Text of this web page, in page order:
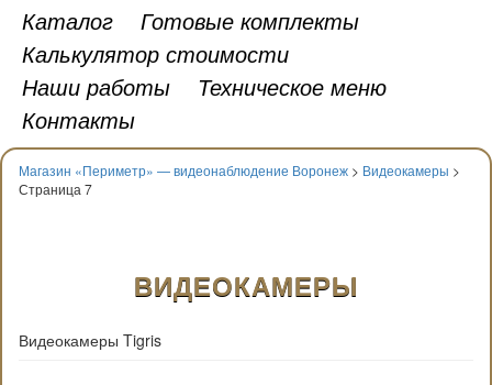
Каталог
Готовые комплекты
Калькулятор стоимости
Наши работы
Техническое меню
Контакты
Магазин «Периметр» — видеонаблюдение Воронеж > Видеокамеры >
Страница 7
ВИДЕОКАМЕРЫ
Видеокамеры Tigris